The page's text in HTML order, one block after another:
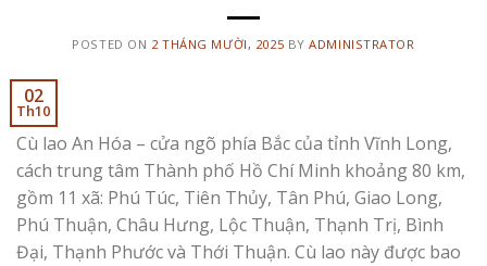
POSTED ON 2 THÁNG MƯỜI, 2025 BYADMINISTRATOR
02
Th10
Cù lao An Hóa – cửa ngõ phía Bắc của tỉnh Vĩnh Long,
cách trung tâm Thành phố Hồ Chí Minh khoảng 80 km,
gồm 11 xã: Phú Túc, Tiên Thủy, Tân Phú, Giao Long,
Phú Thuận, Châu Hưng, Lộc Thuận, Thạnh Trị, Bình
Đại, Thạnh Phước và Thới Thuận. Cù lao này được bao